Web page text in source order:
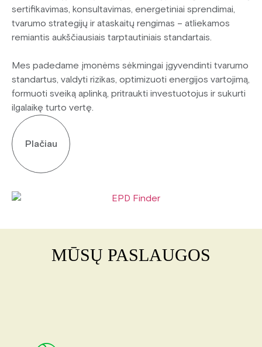
sertifikavimas, konsultavimas, energetiniai sprendimai,
tvarumo strategijų ir ataskaitų rengimas – atliekamos
remiantis aukščiausiais tarptautiniais standartais.
Mes padedame įmonėms sėkmingai įgyvendinti tvarumo
standartus, valdyti rizikas, optimizuoti energijos vartojimą,
formuoti sveiką aplinką, pritraukti investuotojus ir sukurti
ilgalaikę turto vertę.
Plačiau
MŪSŲ PASLAUGOS